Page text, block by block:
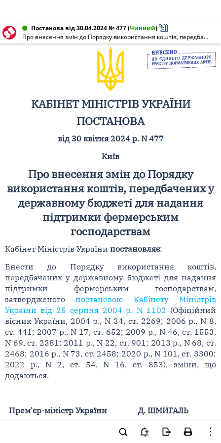
Постанова від 30.04.2024 № 477(Чинний)
Про внесення змін до Порядку використання коштів, передбачених у державному бюджеті для надання підтримки фермерським господарствам